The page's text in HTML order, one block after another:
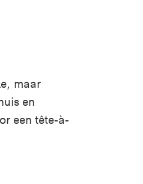
maar
en
een tête-à-